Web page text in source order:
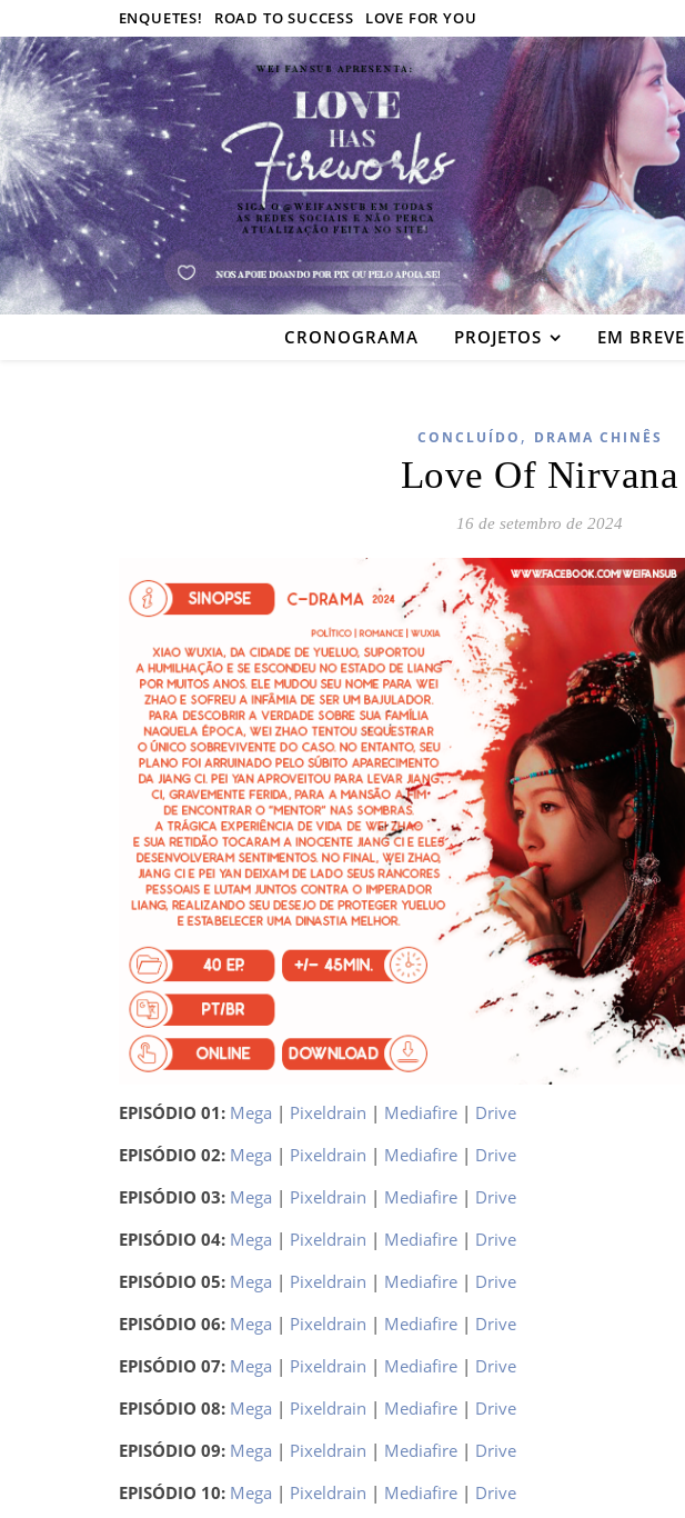
ENQUETES! ROAD TO SUCCESS LOVE FOR YOU
CRONOGRAMA PROJETOS EM BREVE
CONCLUÍDO , DRAMA CHINÊS
Love Of Nirvana
16 de setembro de 2024
EPISÓDIO 01: Mega | Pixeldrain | Mediafire| Drive
EPISÓDIO 02: Mega | Pixeldrain | Mediafire| Drive
EPISÓDIO 03: Mega | Pixeldrain | Mediafire| Drive
EPISÓDIO 04: Mega | Pixeldrain | Mediafire| Drive
EPISÓDIO 05: Mega | Pixeldrain | Mediafire| Drive
EPISÓDIO 06: Mega | Pixeldrain | Mediafire| Drive
EPISÓDIO 07: Mega | Pixeldrain | Mediafire| Drive
EPISÓDIO 08: Mega | Pixeldrain | Mediafire| Drive
EPISÓDIO 09: Mega | Pixeldrain | Mediafire| Drive
EPISÓDIO 10: Mega | Pixeldrain | Mediafire| Drive